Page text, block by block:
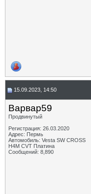
15.09.2023, 14:50
Варвар59
Продвинутый
Регистрация: 26.03.2020
Адрес: Пермь
Автомобиль: Vesta SW CROSS
H4M CVT Платина
Сообщений: 8,890